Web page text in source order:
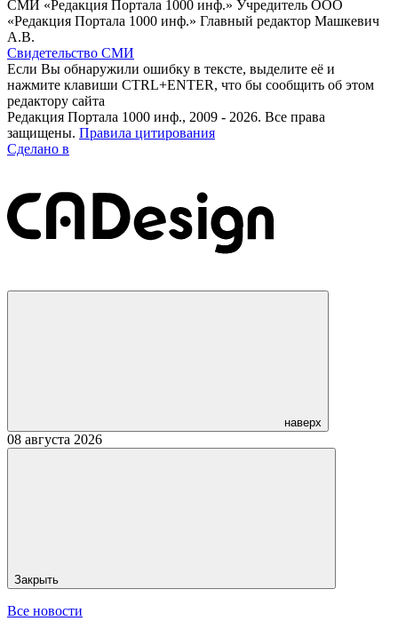
СМИ «Редакция Портала 1000 инф.» Учредитель ООО
«Редакция Портала 1000 инф.» Главный редактор Машкевич
А.В.
Свидетельство СМИ
Если Вы обнаружили ошибку в тексте, выделите её и
нажмите клавиши CTRL+ENTER, что бы сообщить об этом
редактору сайта
Редакция Портала 1000 инф., 2009 - 2026. Все права
защищены. Правила цитирования
Сделано в
наверх
08 августа 2026
Закрыть
Все новости